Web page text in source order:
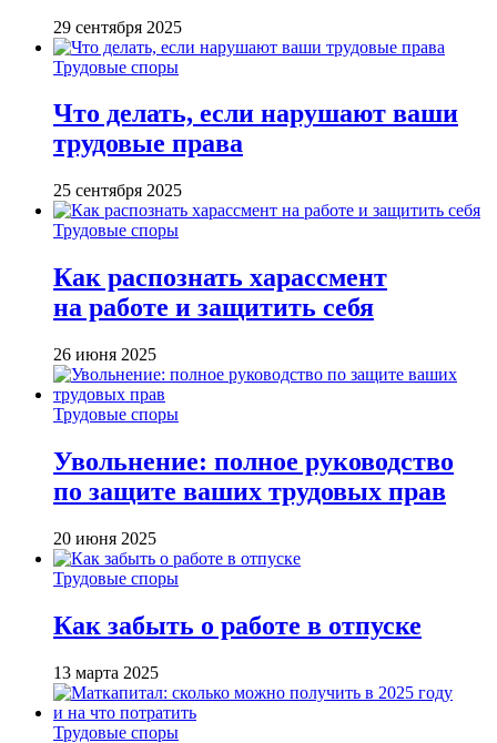
29 сентября 2025
Трудовые споры
Что делать, если нарушают ваши
трудовые права
25 сентября 2025
Трудовые споры
Как распознать харассмент
на работе и защитить себя
26 июня 2025
Трудовые споры
Увольнение: полное руководство
по защите ваших трудовых прав
20 июня 2025
Трудовые споры
Как забыть о работе в отпуске
13 марта 2025
Трудовые споры